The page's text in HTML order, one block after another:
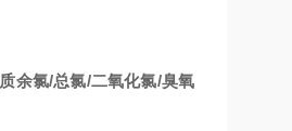
余氯/总氯/二氧化氯/臭氧